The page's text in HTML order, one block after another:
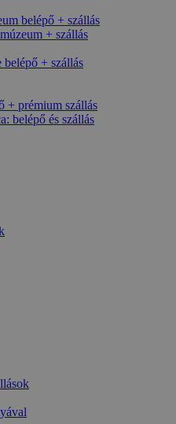
belépő + szállás
+ szállás
+ szállás
+ prémium szállás
belépő és szállás